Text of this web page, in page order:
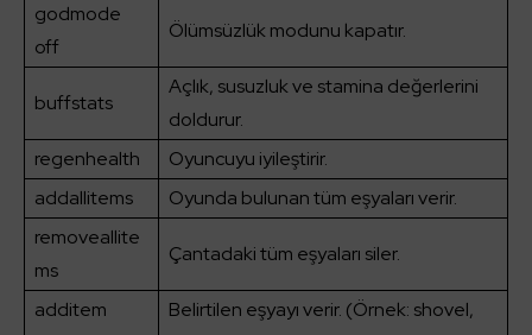
godmode
off
Ölümsüzlük modunu kapatır.
buffstats
Açlık, susuzluk ve stamina değerlerini
doldurur.
regenhealth
Oyuncuyu iyileştirir.
addallitems
Oyunda bulunan tüm eşyaları verir.
removeallite
ms
Çantadaki tüm eşyaları siler.
additem
Belirtilen eşyayı verir. (Örnek: shovel,